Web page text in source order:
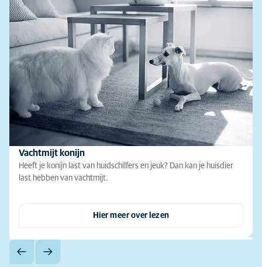
Vachtmijt konijn
Heeft je konijn last van huidschilfers en jeuk? Dan kan je huisdier
last hebben van vachtmijt.
Hier meer over lezen